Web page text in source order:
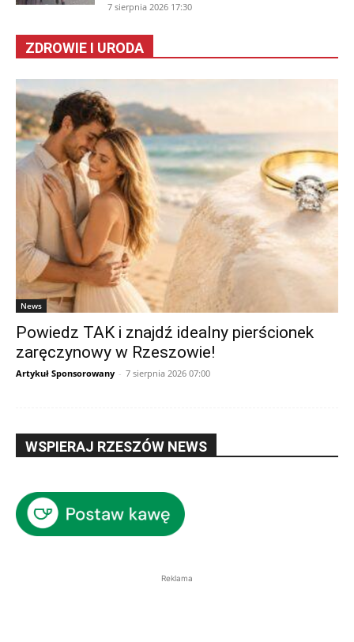
7 sierpnia 2026 17:30
ZDROWIE I URODA
News
Powiedz TAK i znajdź idealny pierścionek
zaręczynowy w Rzeszowie!
Artykuł Sponsorowany - 7 sierpnia 2026 07:00
WSPIERAJ RZESZÓW NEWS
Reklama